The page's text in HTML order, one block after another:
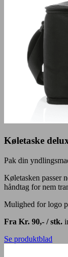
Køletaske
Pak din
Køletasken passer
håndtag for nem
Mulighed for logo
Fra Kr. 90,- / stk.
Se produktblad